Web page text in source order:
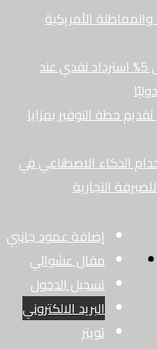
الأمريكية
أكثر من 5000فائز سيحصلون على 5% استرداد نقدي عند
خطة التوفير بمزايا
الذكاء الاصطناعي في
التجارية
إضافة عمود جانبي
مقال عشوائي
تسجيل الدخول
البريد الالكتروني
تويتر